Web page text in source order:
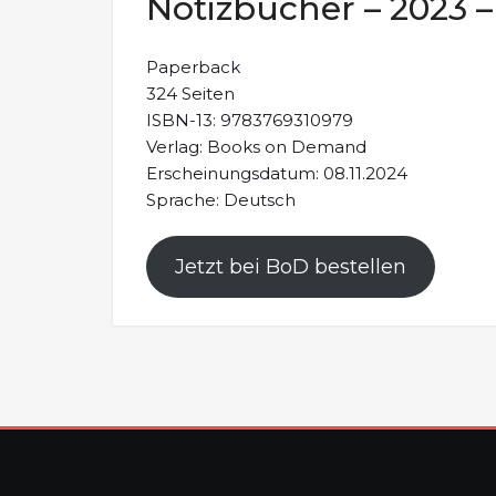
Paperback
324 Seiten
ISBN-13: 9783769310979
Verlag: Books on Demand
Erscheinungsdatum: 08.11.2024
Sprache: Deutsch
Jetzt bei BoD bestellen